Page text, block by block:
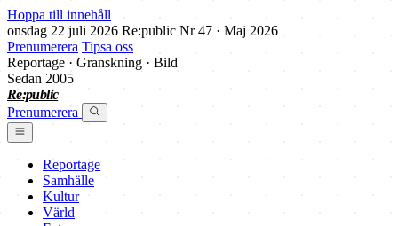
Hoppa till innehåll
onsdag 22 juli 2026 Re:public Nr 47 · Maj 2026
Prenumerera Tipsa oss
Reportage · Granskning · Bild
Sedan 2005
Re:public
Prenumerera
Reportage
Samhälle
Kultur
Värld